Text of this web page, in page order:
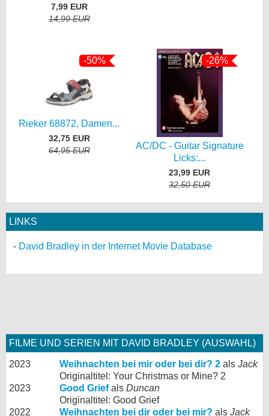
7,99 EUR
14,99 EUR
-50%
Rieker 68872, Damen...
32,75 EUR
64,95 EUR
-26%
AC/DC - Guitar Signature
Licks:...
23,99 EUR
32,50 EUR
LINKS
David Bradley in der Internet Movie Database
FILME UND SERIEN MIT DAVID BRADLEY (AUSWAHL)
2023 Weihnachten bei mir oder bei dir? 2 als Jack
Originaltitel: Your Christmas or Mine? 2
2023
Good Griefals Duncan
Originaltitel: Good Grief
2022
Weihnachten bei dir oder bei mir? als Jack